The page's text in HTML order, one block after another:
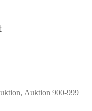
, Auktion 900-999